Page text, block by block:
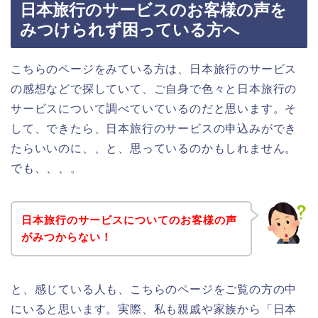
日本旅行のサービスのお客様の声を
みつけられず困っている方へ
こちらのページをみている方は、日本旅行のサービス
の感想などで探していて、ご自身で色々と日本旅行の
サービスについて調べていているのだと思います。そ
して、できたら、日本旅行のサービスの申込みができ
たらいいのに、、と、思っているのかもしれません。
でも、、、。
日本旅行のサービスについてのお客様の声
がみつからない！
と、感じている人も、こちらのページをご覧の方の中
にいると思います。実際、私も親戚や家族から「日本